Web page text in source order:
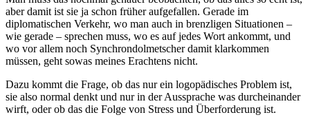
aber damit ist sie ja schon früher aufgefallen. Gerade im
diplomatischen Verkehr, wo man auch in brenzligen Situationen –
wie gerade – sprechen muss, wo es auf jedes Wort ankommt, und
wo vor allem noch Synchrondolmetscher damit klarkommen
müssen, geht sowas meines Erachtens nicht.
Dazu kommt die Frage, ob das nur ein logopädisches Problem ist,
sie also normal denkt und nur in der Aussprache was durcheinander
wirft, oder ob das die Folge von Stress und Überforderung ist.